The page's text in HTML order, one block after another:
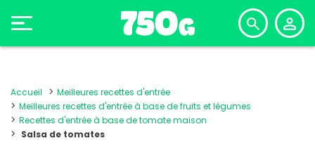
Accueil
Meilleures recettes d'entrée
Meilleures recettes d'entrée à base de fruits et légumes
Recettes d'entrée à base de tomate maison
Salsa de tomates